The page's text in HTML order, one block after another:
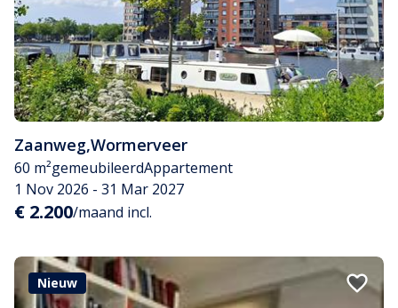
Zaanweg,Wormerveer
60 m²gemeubileerdAppartement
1 Nov 2026 - 31 Mar 2027
€ 2.200/maand incl.
Nieuw